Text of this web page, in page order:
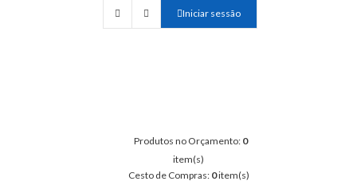
Iniciar sessão
Produtos no Orçamento: 0
item(s)
Cesto de Compras: 0item(s)